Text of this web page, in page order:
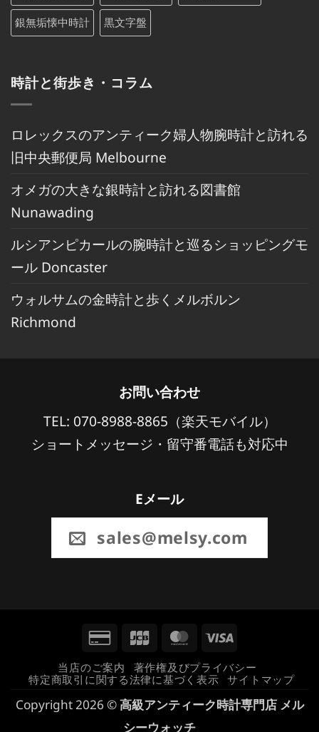
銀無垢懐中時計 黒文字盤
時計と街歩き・コラム
ロレックスのアンティーク婦人物腕時計と訪れる
旧中央郵便局 Melbourne
オメガの大きな銀時計と訪れる図書館
Nunawading
ルシアンピカールの腕時計と巡るショッピングモ
ール Doncaster
ウォルサムの金時計と歩くメルボルン
Richmond
お問い合わせ
TEL: 070-8988-8865（楽天モバイル）
ショートメッセージ・留守番電話も対応中
Eメール
sales@melsy.com
Credit
Card
2
JCB MasterCard
Visa
当店のご案内
著作権及びプライバシー
特定商取引に関する法律に基づく表示
サイトマップ
Copyright 2026 ©高級アンティーク時計専門店 メル
シーウォッチ